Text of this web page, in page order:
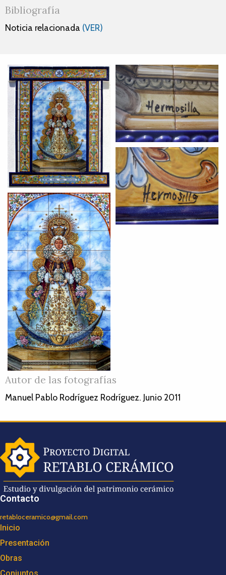
Bibliografía
Noticia relacionada (VER)
Autor de las fotografías
Manuel Pablo Rodríguez Rodríguez. Junio 2011
Contacto
retabloceramico@gmail.com
Inicio
Presentación
Obras
Conjuntos